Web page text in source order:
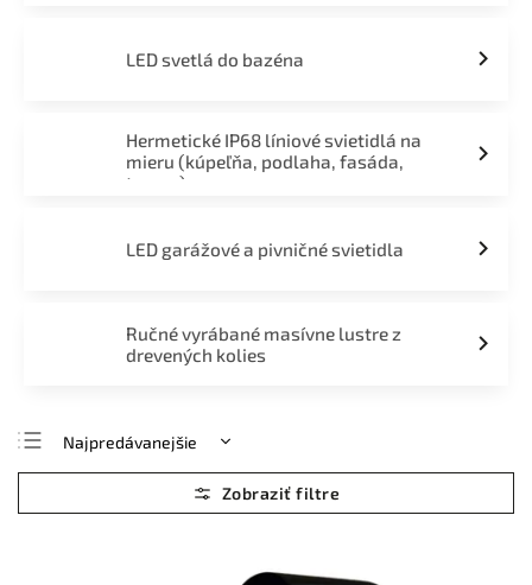
LED svetlá do bazéna
Hermetické IP68 líniové svietidlá na
mieru (kúpeľňa, podlaha, fasáda,
terasa)
LED garážové a pivničné svietidla
Ručné vyrábané masívne lustre z
drevených kolies
Najpredávanejšie
Najlacnejšie
Najdrahšie